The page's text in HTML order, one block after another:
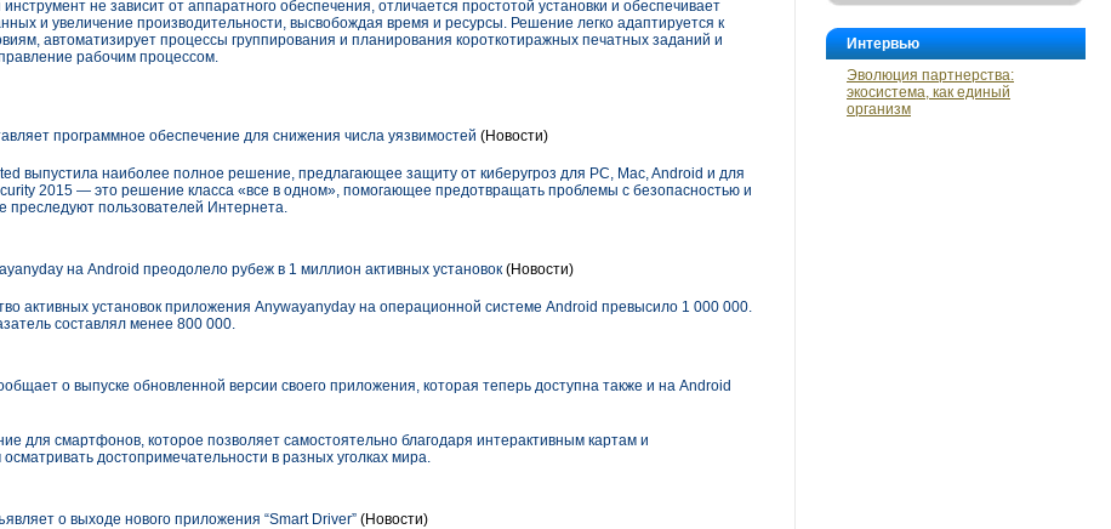
Интервью
Эволюция партнерства:
экосистема, как единый
организм
не зависит от аппаратного обеспечения, отличается простотой установки и обеспечивает
и увеличение производительности, высвобождая время и ресурсы. Решение легко адаптируется к
автоматизирует процессы группирования и планирования короткотиражных печатных заданий и
рабочим процессом.
программное обеспечение для снижения числа уязвимостей (Новости)
выпустила наиболее полное решение, предлагающее защиту от киберугроз для PC, Mac, Android и для
2015 — это решение класса «все в одном», помогающее предотвращать проблемы с безопасностью и
преследуют пользователей Интернета.
на Android преодолело рубеж в 1 миллион активных установок (Новости)
активных установок приложения Anywayanyday на операционной системе Android превысило 1 000 000.
составлял менее 800 000.
о выпуске обновленной версии своего приложения, которая теперь доступна также и на Android
для смартфонов, которое позволяет самостоятельно благодаря интерактивным картам и
достопримечательности в разных уголках мира.
о выходе нового приложения “Smart Driver” (Новости)